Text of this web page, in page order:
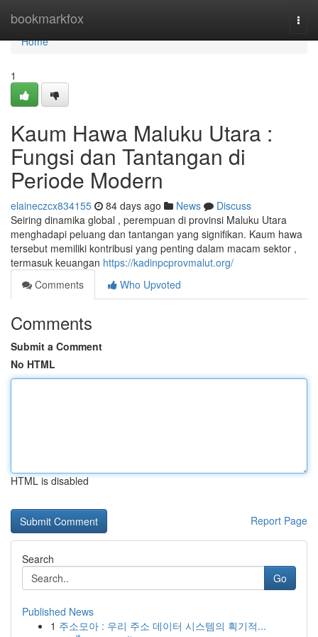
bookmarkfox
Home
Home
1
Kaum Hawa Maluku Utara :
Fungsi dan Tantangan di
Periode Modern
elaineczcx834155 84 days ago News
Discuss
Seiring dinamika global , perempuan di provinsi Maluku Utara
menghadapi peluang dan tantangan yang signifikan. Kaum hawa
tersebut memiliki kontribusi yang penting dalam macam sektor ,
termasuk keuangan https://kadinpcprovmalut.org/
Comments
Who Upvoted
Comments
Submit a Comment
No HTML
HTML is disabled
Report Page
Search
Go
Published News
1 주소모아 : 우리 주소 데이터 시스템의 획기적...